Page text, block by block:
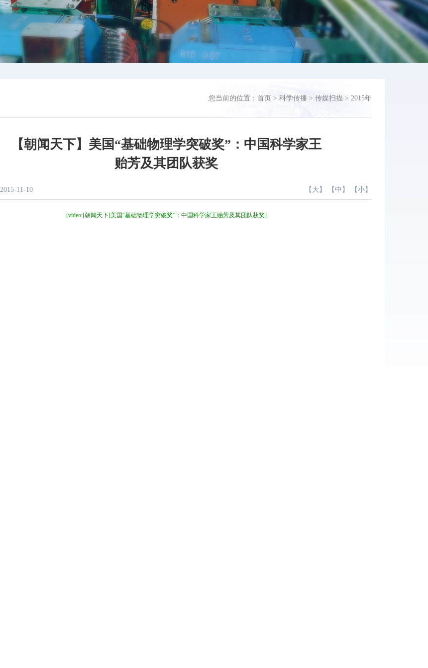
您当前的位置： 首页 > 科学传播 > 传媒扫描 > 2015年
【朝闻天下】美国“基础物理学突破奖”：中国科学家王
贻芳及其团队获奖
2015-11-10 【 大 】 【中 】 【小】
[video:[朝闻天下]美国“基础物理学突破奖”：中国科学家王贻芳及其团队获奖]